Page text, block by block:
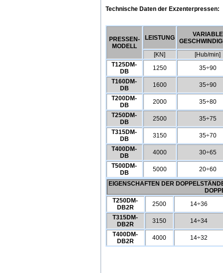
Technische Daten der Exzenterpressen:
PRESSEN-
MODELL
LEISTUNG
VARIABLE
[KN]
[Hub/min]
T125DM-
DB
1250
35÷90
T160DM-
DB
1600
35÷90
T200DM-
DB
2000
35÷80
T250DM-
DB
2500
35÷75
T315DM-
DB
3150
35÷70
T400DM-
DB
4000
30÷65
T500DM-
DB
5000 20÷60
EIGENSCHAFTEN DER
T250DM-
DB2R
2500
14÷36
T315DM-
DB2R
3150
14÷34
T400DM-
DB2R
4000 14÷32